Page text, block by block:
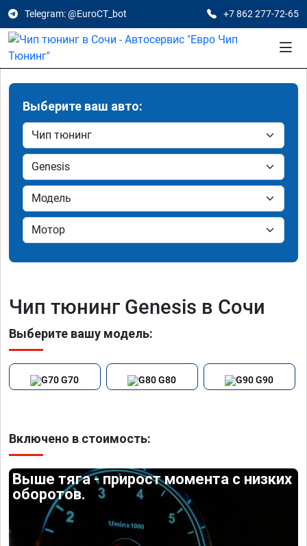
Telegram: @EuroCT_bot +7 862 277-72-65
Выберите ваш авто:
Чип тюнинг Genesis в Сочи
Выберите вашу модель:
G70 G80 G90
Включено в стоимость:
Выше тяга - прирост момента с низких
оборотов.